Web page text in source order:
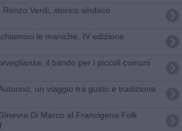
Renzo Verdi, storico sindaco
le maniche, IV edizione
il bando per i piccoli comuni
un viaggio tra gusto e tradizione
Di Marco al Francigena Folk